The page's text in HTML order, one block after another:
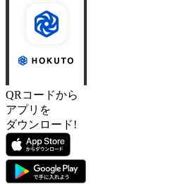
QRコードから
アプリを
ダウンロード!